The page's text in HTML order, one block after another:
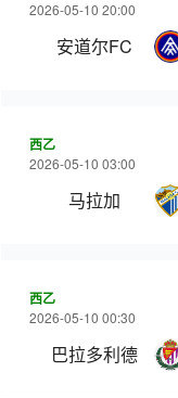
2026-05-10 20:00
安道尔FC
西乙
2026-05-10 03:00
马拉加
西乙
2026-05-10 00:30
巴拉多利德